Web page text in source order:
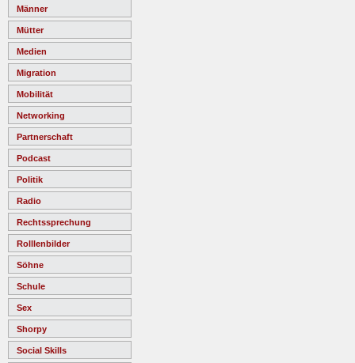
Männer
Mütter
Medien
Migration
Mobilität
Networking
Partnerschaft
Podcast
Politik
Radio
Rechtssprechung
Rolllenbilder
Söhne
Schule
Sex
Shorpy
Social Skills